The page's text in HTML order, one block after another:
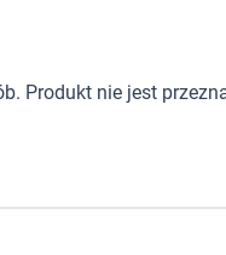
Produkt nie jest